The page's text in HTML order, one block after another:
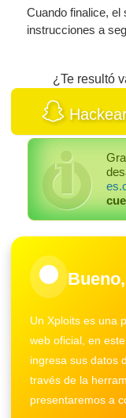
Cuando finalice, el
instrucciones a
¿Te resultó
Un Xploits es una
web oficial, en
ingresa sus datos
través de la
presentaremos a